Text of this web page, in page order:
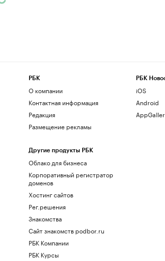
РБК
О компании
Контактная информация
Редакция
Размещение рекламы
Другие продукты РБК
Облако для бизнеса
Корпоративный регистратор
доменов
Хостинг сайтов
Рег.решения
Знакомства
Сайт знакомств podbor.ru
РБК Компании
РБК Курсы
РБК
iOS
Android